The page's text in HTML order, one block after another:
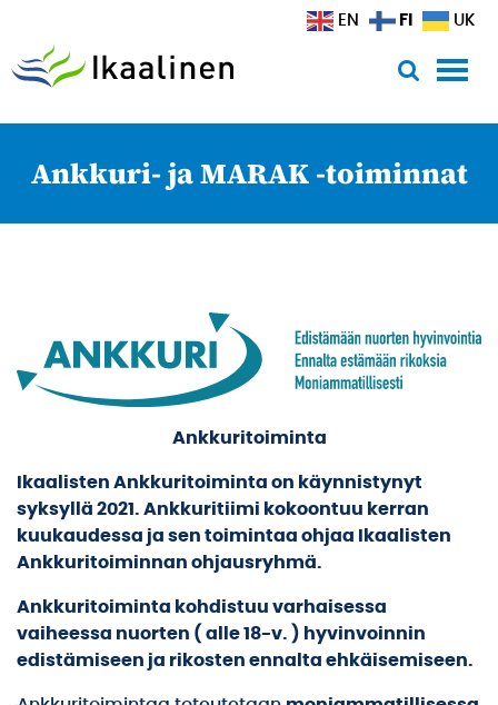
Ankkuri- ja MARAK -toiminnat
Ankkuritoiminta
Ikaalisten Ankkuritoiminta on käynnistynyt
syksyllä 2021. Ankkuritiimi kokoontuu kerran
kuukaudessa ja sen toimintaa ohjaa Ikaalisten
Ankkuritoiminnan ohjausryhmä.
Ankkuritoiminta kohdistuu varhaisessa
vaiheessa nuorten ( alle 18-v. ) hyvinvoinnin
edistämiseen ja rikosten ennalta ehkäisemiseen.
EN FI UK